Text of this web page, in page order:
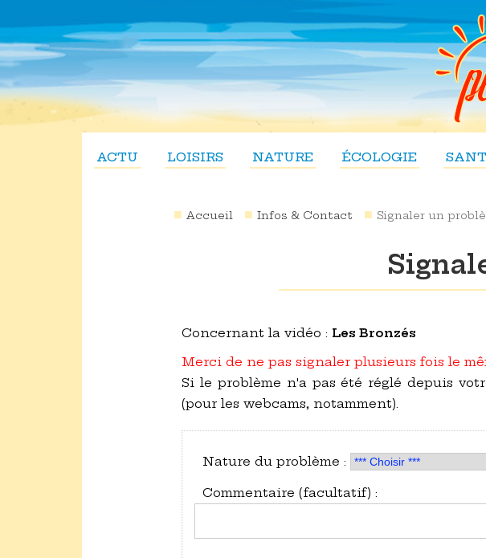
ACTU LOISIRS NATURE ÉCOLOGIE
Accueil Infos & Contact Signaler un
Concernant la vidéo : Les Bronzés
Merci de ne pas signaler plusieurs fois le
Si le problème n'a pas été réglé depuis
(pour les webcams, notamment).
Nature du problème :
Commentaire (facultatif) :